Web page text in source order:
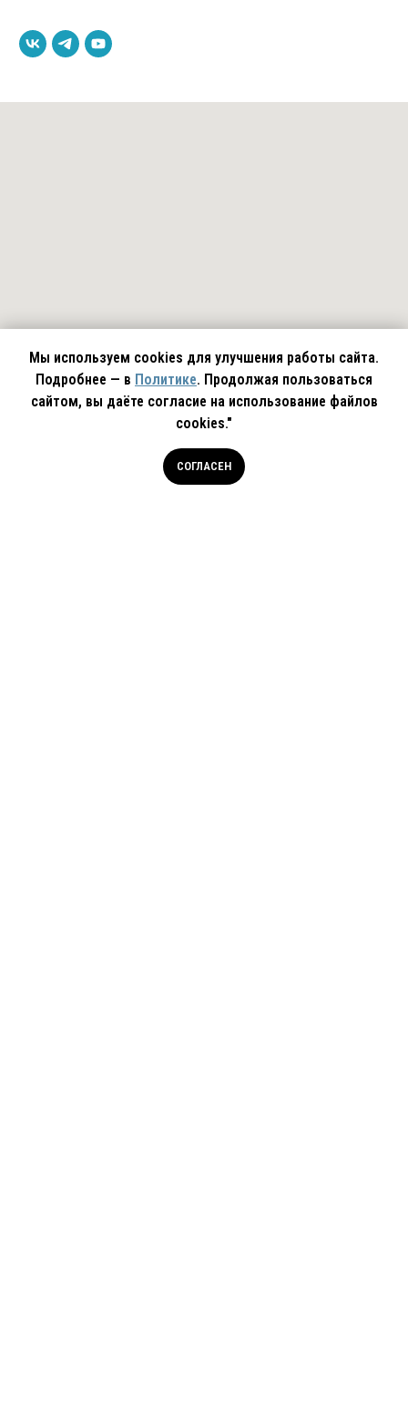
Мы используем cookies для улучшения работы сайта.
Подробнее — в Политике. Продолжая пользоваться
сайтом, вы даёте согласие на использование файлов
cookies."
СОГЛАСЕН